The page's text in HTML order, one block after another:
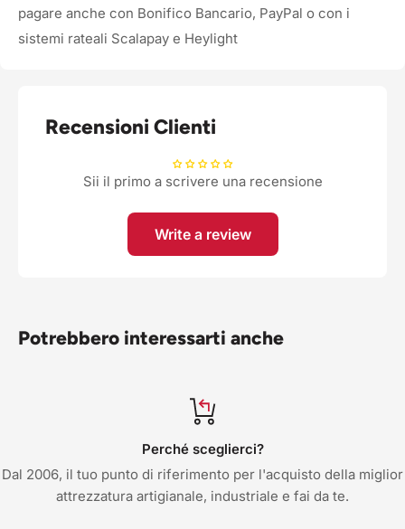
pagare anche con Bonifico Bancario, PayPal o con i
sistemi rateali Scalapay e Heylight
Recensioni Clienti
Sii il primo a scrivere una recensione
Write a review
Potrebbero interessarti anche
Perché sceglierci?
Dal 2006, il tuo punto di riferimento per l'acquisto della miglior
attrezzatura artigianale, industriale e fai da te.